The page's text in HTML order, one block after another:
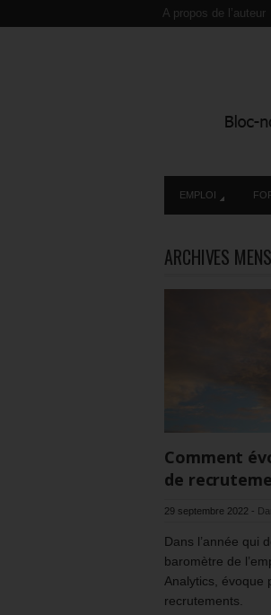
A propos de l’auteur
EMPLOI
ARCHIVES
Comment
de
29 septembre 2022 -
Dans l’année qui
baromètre de
Analytics, évoque
recrutements.